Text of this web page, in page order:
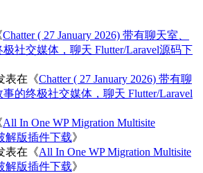
Chatter ( 27 January 2026) 带有聊天室、
社交媒体，聊天 Flutter/Laravel源码下
表在《Chatter ( 27 January 2026) 带有聊
的终极社交媒体，聊天 Flutter/Laravel
All In One WP Migration Multisite
解版插件下载》
表在《All In One WP Migration Multisite
解版插件下载》